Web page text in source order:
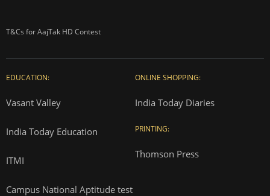
T&Cs for AajTak HD Contest
EDUCATION:
Vasant Valley
India Today Education
ITMI
Campus National Aptitude test
ONLINE SHOPPING:
India Today Diaries
PRINTING:
Thomson Press